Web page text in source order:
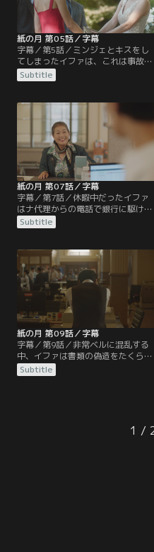
紙の月 第05話／字幕
字幕／第5話／ミンジェとキスをし
てしまったイファは、これは事故だ
と言いその場を去る。イファは出張
から戻ったギヒョンと副社長宅の集
の妻が子どもの頃の友人だった。イ
ファの人脈にギヒョンは気をよくす
るが、イファはミンジェとのことが
頭から離れず…。
Subtitle
紙の月 第07話／字幕
字幕／第7話／休暇中だったイファ
はナ代理からの電話で銀行に駆け付
ける。VIP顧客のお金の使い込みが
バレたのではと焦るが、顧客が騒ぎ
ミンジェとの逢瀬で大切にされる喜
びに溺れ始める。ガウルはそんなイ
ファの変化に気づき、忠告をするの
だが…。
Subtitle
紙の月 第09話／字幕
字幕／第9話／非常ベルに混乱する
中、イファは書類の偽造をたくらみ
あやうくナ代理に見つかりそうにな
る。運よくイファに会いに来たガウ
分の家に届くはずだった物が出てき
Subtitle
1